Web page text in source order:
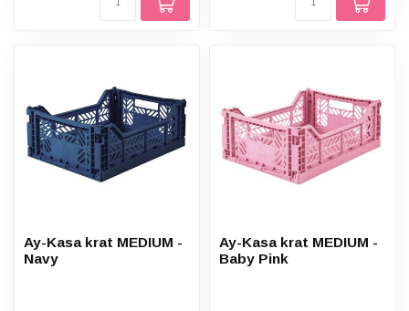
Ay-Kasa krat MEDIUM -
Navy
Ay-Kasa krat MEDIUM -
Baby Pink